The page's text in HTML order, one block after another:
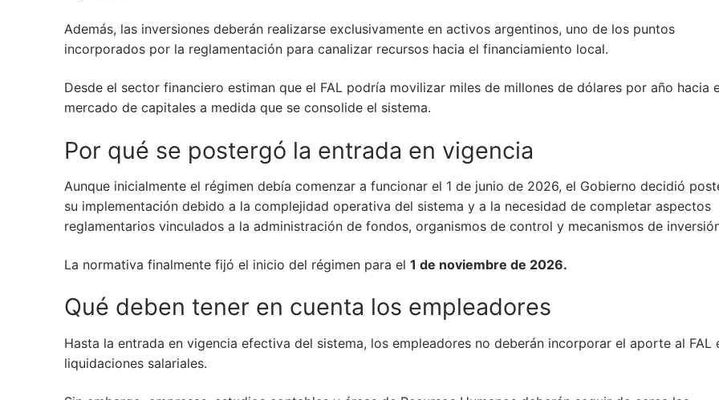
Además, las inversiones deberán realizarse exclusivamente en activos argentinos, uno de los puntos
incorporados por la reglamentación para canalizar recursos hacia el financiamiento local.
Desde el sector financiero estiman que el FAL podría movilizar miles de millones de dólares por año hacia
mercado de capitales a medida que se consolide el sistema.
Por qué se postergó la entrada en vigencia
Aunque inicialmente el régimen debía comenzar a funcionar el 1 de junio de 2026, el Gobierno decidió
su implementación debido a la complejidad operativa del sistema y a la necesidad de completar aspectos
reglamentarios vinculados a la administración de fondos, organismos de control y mecanismos de
La normativa finalmente fijó el inicio del régimen para el 1 de noviembre de 2026.
Qué deben tener en cuenta los empleadores
Hasta la entrada en vigencia efectiva del sistema, los empleadores no deberán incorporar el aporte al FAL
liquidaciones salariales.